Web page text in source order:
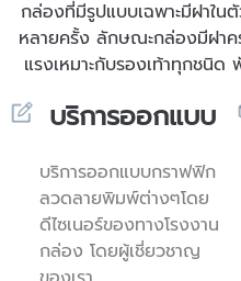
กล่องที่มีรูปแบบเฉพาะมีฝาใน
หลายครั้ง ลักษณะกล่องมีฝาค
แรงเหมาะกับรองเท้าทุกชนิด
บริการออกแบบ
บริการออกแบบกราฟฟิก
ลวดลายพิมพ์ต่างๆโดย
ดีไซเนอร์ของทางโรงงาน
กล่อง โดยผู้เชี่ยวชาญ